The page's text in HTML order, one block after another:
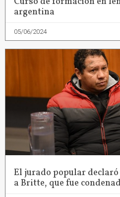
argentina
05/06/2024
El jurado popular
a Britte, que fue